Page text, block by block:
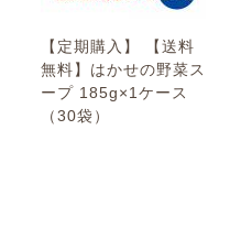
【定期購入】 【送料
無料】はかせの野菜ス
ープ 185g×1ケース
（30袋）